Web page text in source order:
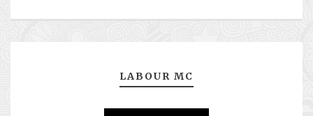
LABOUR MC